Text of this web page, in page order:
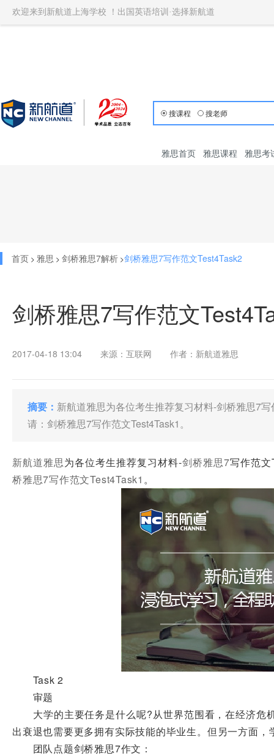
欢迎来到新航道上海学校 ！出国英语培训·选择新航道
搜课程 搜老师
雅思首页 雅思课程 雅思考
首页 > 雅思 > 剑桥雅思7解析 >剑桥雅思7写作范文Test4Task2
剑桥雅思7写作范文
2017-04-18 13:04 来源：互联网 作者：新航道雅思
摘要： 新航道雅思为各位考生推荐复习材料-剑桥雅思7
请：剑桥雅思7写作范文Test4Task1。
新航道雅思为各位考生推荐复习材料-剑桥雅思7写作范
桥雅思7写作范文Test4Task1 。
Task 2
审题
大学的主要任务是什么呢?从世界范围看，在经济危
出衰退也需要更多拥有实际技能的毕业生。但另一方面
团队点题剑桥雅思7作文：